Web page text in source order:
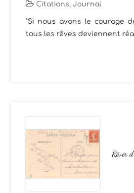
Citations,Journal
"Si nous avons le courage
tous les rêves deviennent
Rêver